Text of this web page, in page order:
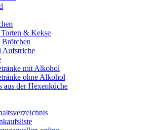
& Kekse
Aufstriche
mit Alkohol
ohne Alkohol
aus der Hexenküche